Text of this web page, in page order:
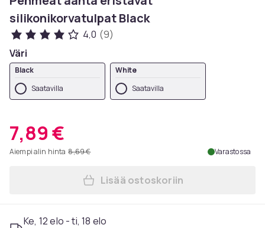
silikonikorvatulpat Black
4,0 (9)
Väri
Black
Saatavilla
White
Saatavilla
7,89 €
Aiempi alin hinta 8,69 € Varastossa
Lisää Pehmeät ääntä
Lisää ostoskoriin
Ke, 12 elo - ti, 18 elo